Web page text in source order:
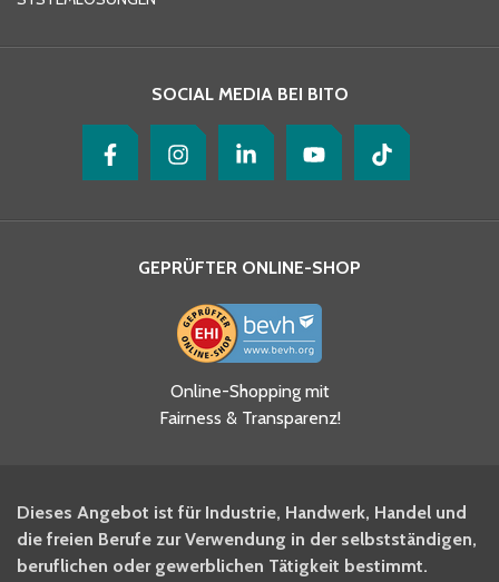
Ja, ich habe die
Datenschutzhinweise gelesen
und akzeptiere diese.
BITO Newsletter Fachwissen
Intralogistiker anmelden.
SOCIAL MEDIA BEI BITO
GEPRÜFTER ONLINE-SHOP
Online-Shopping mit
Fairness & Transparenz!
Dieses Angebot ist für Industrie, Handwerk, Handel und
die freien Berufe zur Verwendung in der selbstständigen,
beruflichen oder gewerblichen Tätigkeit bestimmt.